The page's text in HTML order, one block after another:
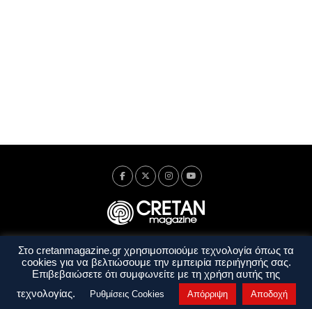
Ταυτότητα Πολιτική Απορρήτου
Όροι Χρήσης
Όροι και Προϋποθέσεις
Στο cretanmagazine.gr χρησιμοποιούμε τεχνολογία όπως τα
cookies για να βελτιώσουμε την εμπειρία περιήγησής σας.
Επιβεβαιώσετε ότι συμφωνείτε με τη χρήση αυτής της
τεχνολογίας.
Ρυθμίσεις Cookies Απόρριψη Αποδοχή